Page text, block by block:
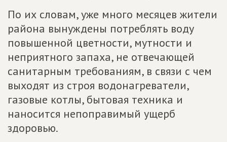
По их словам, уже много месяцев жители
района вынуждены потреблять воду
повышенной цветности, мутности и
неприятного запаха, не отвечающей
санитарным требованиям, в связи с чем
выходят из строя водонагреватели,
газовые котлы, бытовая техника и
наносится непоправимый ущерб
здоровью.